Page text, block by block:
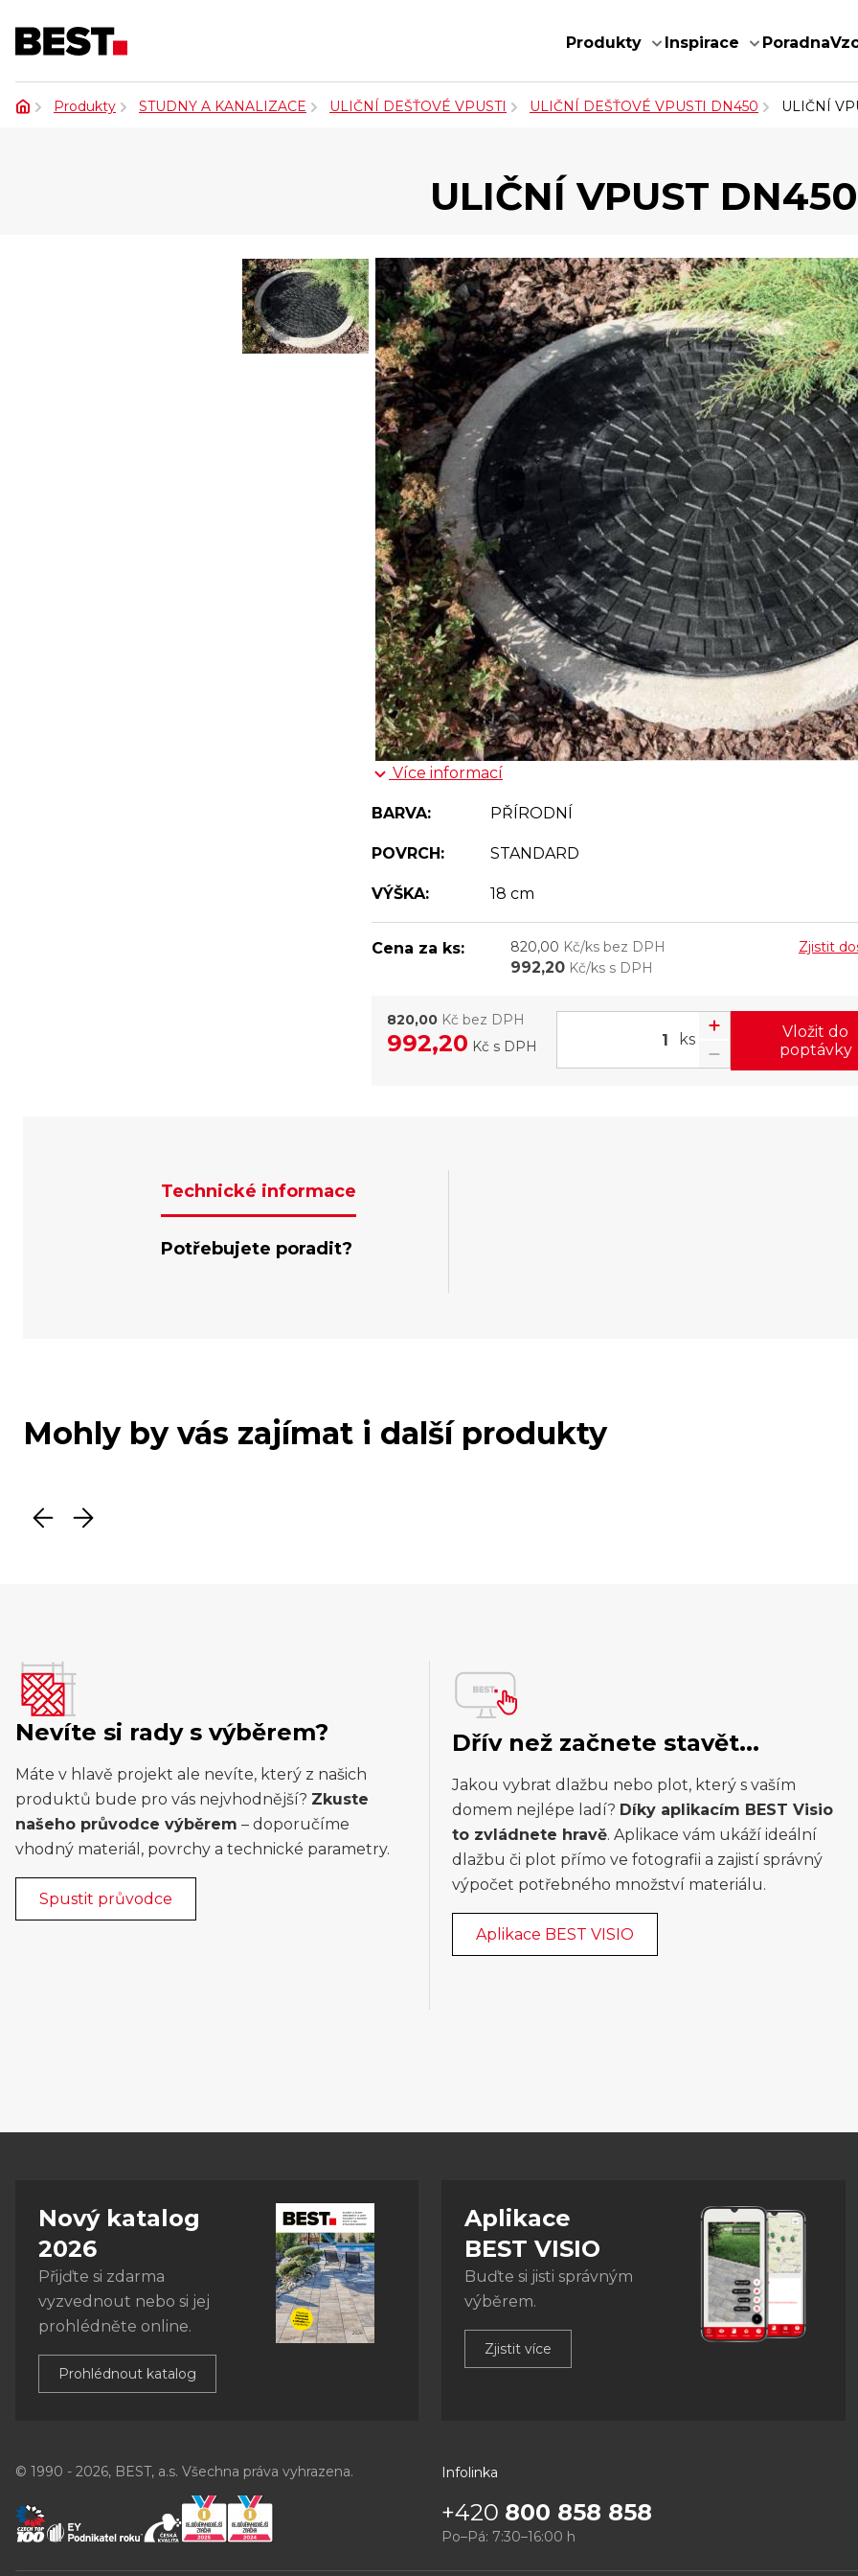
Produkty Inspirace Poradna
Produkty STUDNY A KANALIZACE ULIČNÍ DEŠŤOVÉ VPUSTI ULIČNÍ DEŠŤOVÉ VPUSTI DN450 ULIČNÍ
ULIČNÍ VPUST DN450
Více informací
BARVA: PŘÍRODNÍ
POVRCH: STANDARD
VÝŠKA: 18 cm
Cena za ks: 820,00 Kč/ks bez DPH
992,20 Kč/ks s DPH
Zjistit
820,00 Kč bez DPH
992,20 Kč s DPH ks
Vložit do
poptávky
Technické informace
Potřebujete poradit?
Mohly by vás zajímat i další produkty
Nevíte si rady s výběrem?
Máte v hlavě projekt ale nevíte, který z našich
produktů bude pro vás nejvhodnější? Zkuste
našeho průvodce výběrem – doporučíme
vhodný materiál, povrchy a technické parametry.
Spustit průvodce
Dřív než začnete stavět...
Jakou vybrat dlažbu nebo plot, který s vaším
domem nejlépe ladí? Díky aplikacím BEST Visio
to zvládnete hravě. Aplikace vám ukáží ideální
dlažbu či plot přímo ve fotografii a zajistí správný
výpočet potřebného množství materiálu.
Aplikace BEST VISIO
Nový katalog
2026
Přijďte si zdarma
vyzvednout nebo si jej
prohlédněte online.
Prohlédnout katalog
Aplikace
BEST VISIO
Buďte si jisti správným
výběrem.
Zjistit více
© 1990 - 2026, BEST, a.s. Všechna práva vyhrazena. Infolinka
+420 800 858 858
Po–Pá: 7:30–16:00 h